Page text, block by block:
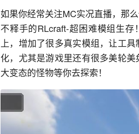
如果你经常关注MC实况直播，那
不释手的RLcraft-超困难模组生存
上，增加了很多真实模组，让工
化，尤其是游戏里还有很多美轮美
大变态的怪物等你去探索！